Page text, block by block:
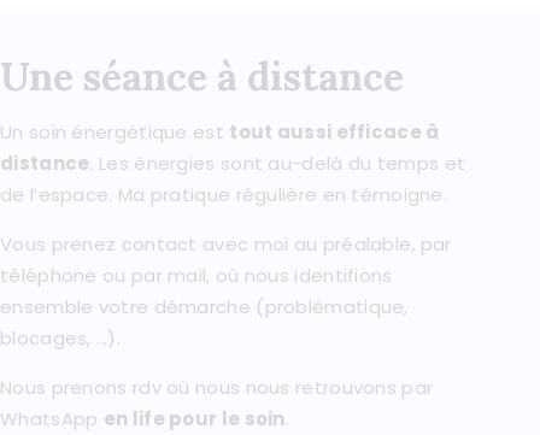
Une séance à distance
Un soin énergétique est tout aussi efficace à
distance. Les énergies sont au-delà du temps et
de l’espace. Ma pratique régulière en témoigne.
Vous prenez contact avec moi au préalable, par
téléphone ou par mail, où nous identifions
ensemble votre démarche (problématique,
blocages, …).
Nous prenons rdv où nous nous retrouvons par
WhatsApp en life pour le soin.